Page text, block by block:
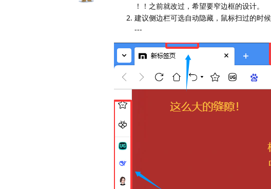
！！之前就改过，希望要窄边框的设计。
建议侧边栏可选自动隐藏，鼠标扫过的时
---